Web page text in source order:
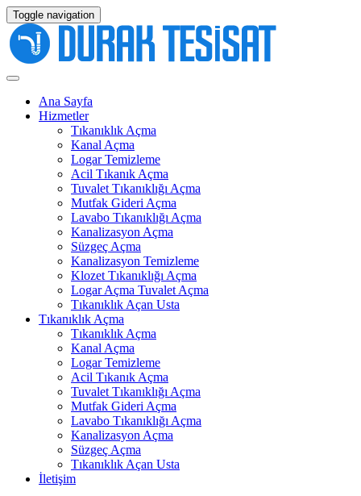
Toggle navigation
Ana Sayfa
Hizmetler
Tıkanıklık Açma
Kanal Açma
Logar Temizleme
Acil Tıkanık Açma
Tuvalet Tıkanıklığı Açma
Mutfak Gideri Açma
Lavabo Tıkanıklığı Açma
Kanalizasyon Açma
Süzgeç Açma
Kanalizasyon Temizleme
Klozet Tıkanıklığı Açma
Logar Açma Tuvalet Açma
Tıkanıklık Açan Usta
Tıkanıklık Açma
Tıkanıklık Açma
Kanal Açma
Logar Temizleme
Acil Tıkanık Açma
Tuvalet Tıkanıklığı Açma
Mutfak Gideri Açma
Lavabo Tıkanıklığı Açma
Kanalizasyon Açma
Süzgeç Açma
Tıkanıklık Açan Usta
İletişim